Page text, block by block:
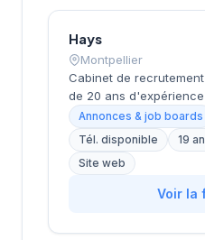
le cabinet témoigne
satisfaction élevé de sa
Hays
Montpellier
Cabinet de
de 20 ans
répartis dans 17
des services de
CDI/CDD/freelance,
et conseils en carrière.
que partenaire de
l'humain au cœur de sa
Annonces & job boards
Tél. disponible
19
Site web
Voir la